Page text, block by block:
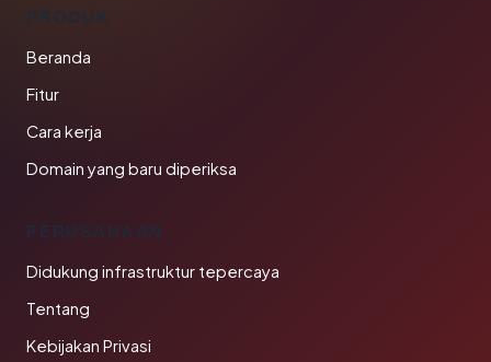
PRODUK
Beranda
Fitur
Cara kerja
Domain yang baru diperiksa
PERUSAHAAN
Didukung infrastruktur tepercaya
Tentang
Kebijakan Privasi